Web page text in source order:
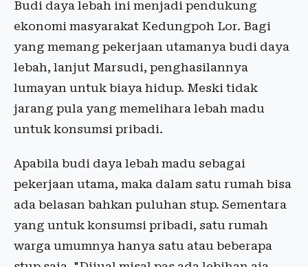
Budi daya lebah ini menjadi pendukung
ekonomi masyarakat Kedungpoh Lor. Bagi
yang memang pekerjaan utamanya budi daya
lebah, lanjut Marsudi, penghasilannya
lumayan untuk biaya hidup. Meski tidak
jarang pula yang memelihara lebah madu
untuk konsumsi pribadi.
Apabila budi daya lebah madu sebagai
pekerjaan utama, maka dalam satu rumah bisa
ada belasan bahkan puluhan stup. Sementara
yang untuk konsumsi pribadi, satu rumah
warga umumnya hanya satu atau beberapa